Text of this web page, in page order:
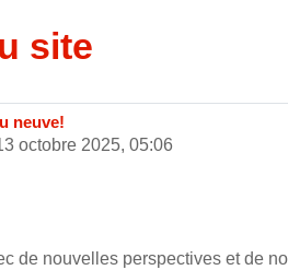
site
neuve!
octobre 2025, 05:06
de nouvelles perspectives et de